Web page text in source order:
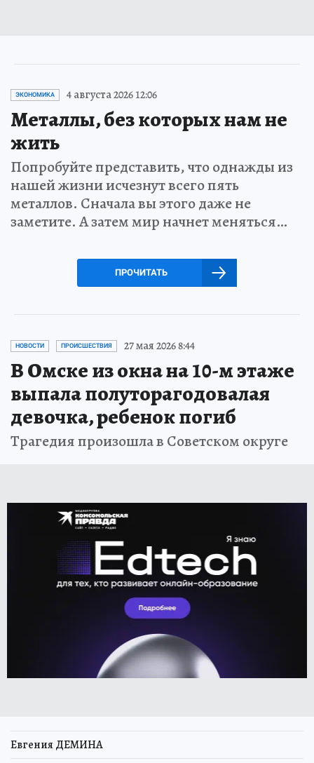
ЭКОНОМИКА 4 августа 2026 12:06
Металлы, без которых нам не
жить
Попробуйте представить, что однажды из
нашей жизни исчезнут всего пять
металлов. Сначала вы этого даже не
заметите. А затем мир начнет меняться…
ПРОЧИТАТЬ
НОВОСТИ ПРОИСШЕСТВИЯ 27 мая 2026 8:44
В Омске из окна на 10-м этаже
выпала полуторагодовалая
девочка, ребенок погиб
Трагедия произошла в Советском округе
Евгения ДЕМИНА